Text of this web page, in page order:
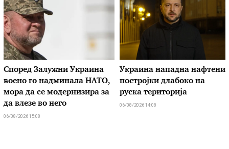
Според Залужни Украина
воено го надминала НАТО,
мора да се модернизира за
да влезе во него
06/08/2026 15:08
Украина нападна нафтени
постројки длабоко на
руска територија
06/08/2026 14:08